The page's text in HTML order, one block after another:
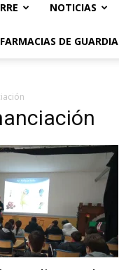
NOTICIAS
FARMACIAS DE GUARDIA